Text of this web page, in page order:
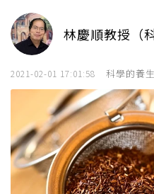
林慶順教授（
2021-02-01 17:01:58 科學的養